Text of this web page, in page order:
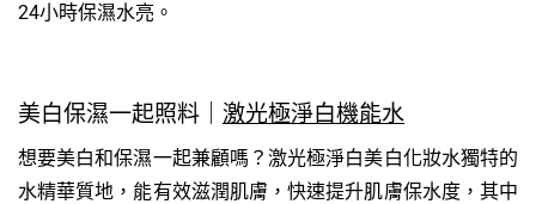
24小時保濕水亮。
美白保濕一起照料｜ 激光極淨白機能水
想要美白和保濕一起兼顧嗎？激光極淨白美白化妝水獨特的
水精華質地，能有效滋潤肌膚，快速提升肌膚保水度，其中